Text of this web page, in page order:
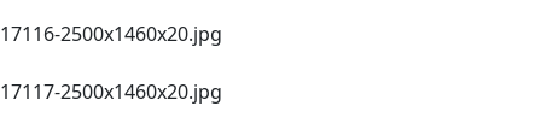
17116-2500х1460х20.jpg
17117-2500х1460х20.jpg